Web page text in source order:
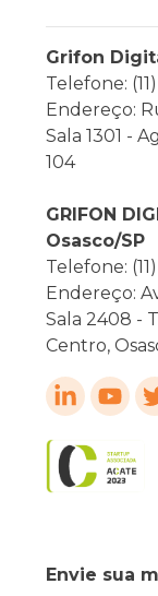
Grifon
Telefone:
Endereço:
Sala 1301 -
104
GRIFON
Osasco/SP
Telefone:
Endereço:
Sala 2408 -
Centro,
Envie sua